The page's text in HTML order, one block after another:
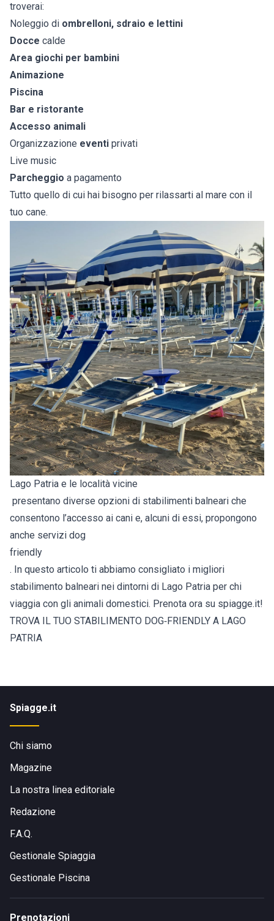
troverai:
Noleggio di ombrelloni, sdraio e lettini
Docce calde
Area giochi per bambini
Animazione
Piscina
Bar e ristorante
Accesso animali
Organizzazione eventi privati
Live music
Parcheggio a pagamento
Tutto quello di cui hai bisogno per rilassarti al mare con il
tuo cane.
Lago Patria e le località vicine
presentano diverse opzioni di stabilimenti balneari che
consentono l’accesso ai cani e, alcuni di essi, propongono
anche servizi dog
friendly
. In questo articolo ti abbiamo consigliato i migliori
stabilimento balneari nei dintorni di Lago Patria per chi
viaggia con gli animali domestici. Prenota ora su spiagge.it!
TROVA IL TUO STABILIMENTO DOG‑FRIENDLY A LAGO
PATRIA
Spiagge.it
Chi siamo
Magazine
La nostra linea editoriale
Redazione
F.A.Q.
Gestionale Spiaggia
Gestionale Piscina
Prenotazioni